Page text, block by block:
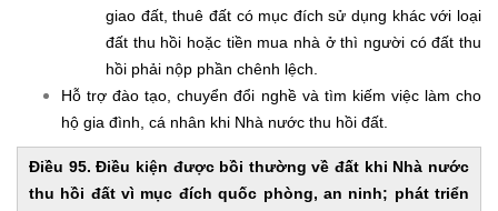
giao đất, thuê đất có mục đích sử dụng khác với loại
đất thu hồi hoặc tiền mua nhà ở thì người có đất thu
hồi phải nộp phần chênh lệch.
Hỗ trợ đào tạo, chuyển đổi nghề và tìm kiếm việc làm cho
hộ gia đình, cá nhân khi Nhà nước thu hồi đất.
Điều 95. Điều kiện được bồi thường về đất khi Nhà nước
thu hồi đất vì mục đích quốc phòng, an ninh; phát triển